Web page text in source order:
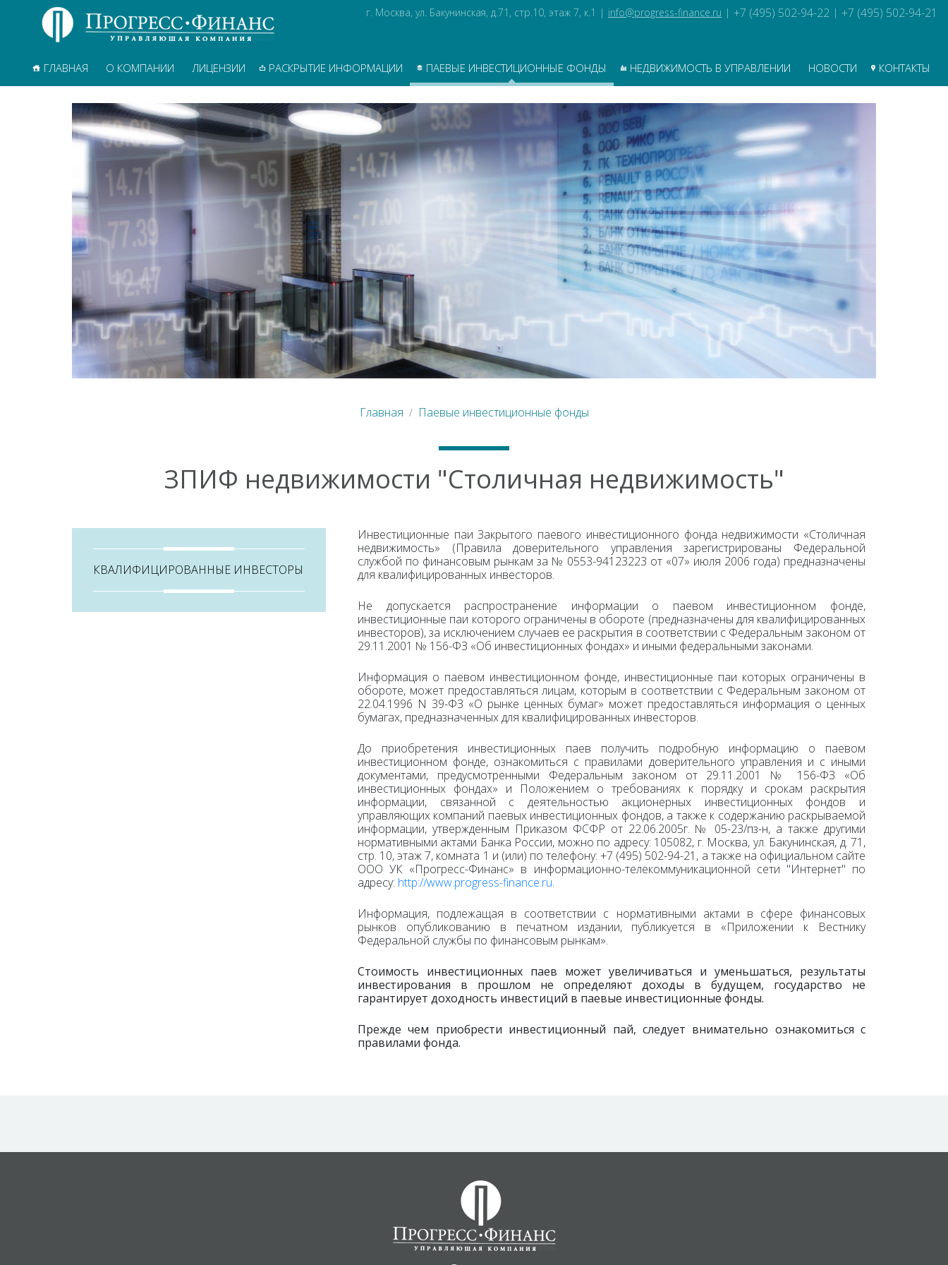
г. Москва, ул. Бакунинская, д.71, стр.10, этаж 7, к.1 | info@progress-finance.ru | +7 (495) 502-94-22 | +7 (495) 502-94-21
ГЛАВНАЯ О КОМПАНИИ ЛИЦЕНЗИИ РАСКРЫТИЕ ИНФОРМАЦИИ ПАЕВЫЕ ИНВЕСТИЦИОННЫЕ ФОНДЫ НЕДВИЖИМОСТЬ В УПРАВЛЕНИИ НОВОСТИ КОНТАКТЫ
Главная Паевые инвестиционные фонды
ЗПИФ недвижимости "Столичная недвижимость"
КВАЛИФИЦИРОВАННЫЕ ИНВЕСТОРЫ
Инвестиционные паи Закрытого паевого инвестиционного фонда недвижимости «Столичная
недвижимость» (Правила доверительного управления зарегистрированы Федеральной
службой по финансовым рынкам за № 0553-94123223 от «07» июля 2006 года) предназначены
для квалифицированных инвесторов.
Не допускается распространение информации о паевом инвестиционном фонде,
инвестиционные паи которого ограничены в обороте (предназначены для квалифицированных
инвесторов), за исключением случаев ее раскрытия в соответствии с Федеральным законом от
29.11.2001 № 156-ФЗ «Об инвестиционных фондах» и иными федеральными законами.
Информация о паевом инвестиционном фонде, инвестиционные паи которых ограничены в
обороте, может предоставляться лицам, которым в соответствии с Федеральным законом от
22.04.1996 N 39-ФЗ «О рынке ценных бумаг» может предоставляться информация о ценных
бумагах, предназначенных для квалифицированных инвесторов.
До приобретения инвестиционных паев получить подробную информацию о паевом
инвестиционном фонде, ознакомиться с правилами доверительного управления и с иными
документами, предусмотренными Федеральным законом от 29.11.2001 № 156-ФЗ «Об
инвестиционных фондах» и Положением о требованиях к порядку и срокам раскрытия
информации, связанной с деятельностью акционерных инвестиционных фондов и
управляющих компаний паевых инвестиционных фондов, а также к содержанию раскрываемой
информации, утвержденным Приказом ФСФР от 22.06.2005г. № 05-23/пз-н, а также другими
нормативными актами Банка России, можно по адресу: 105082, г. Москва, ул. Бакунинская, д. 71,
стр. 10, этаж 7, комната 1 и (или) по телефону: +7 (495) 502-94-21, а также на официальном сайте
ООО УК «Прогресс-Финанс» в информационно-телекоммуникационной сети "Интернет" по
адресу: http://www.progress-finance.ru.
Информация, подлежащая в соответствии с нормативными актами в сфере финансовых
рынков опубликованию в печатном издании, публикуется в «Приложении к Вестнику
Федеральной службы по финансовым рынкам».
Стоимость инвестиционных паев может увеличиваться и уменьшаться, результаты
инвестирования в прошлом не определяют доходы в будущем, государство не
гарантирует доходность инвестиций в паевые инвестиционные фонды.
Прежде чем приобрести инвестиционный пай, следует внимательно ознакомиться с
правилами фонда.
инвестиционные
Недвижимость